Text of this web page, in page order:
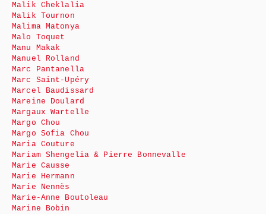
Malik Cheklalia
Malik Tournon
Malima Matonya
Malo Toquet
Manu Makak
Manuel Rolland
Marc Pantanella
Marc Saint-Upéry
Marcel Baudissard
Mareine Doulard
Margaux Wartelle
Margo Chou
Margo Sofia Chou
Maria Couture
Mariam Shengelia & Pierre Bonnevalle
Marie Causse
Marie Hermann
Marie Nennès
Marie-Anne Boutoleau
Marine Bobin